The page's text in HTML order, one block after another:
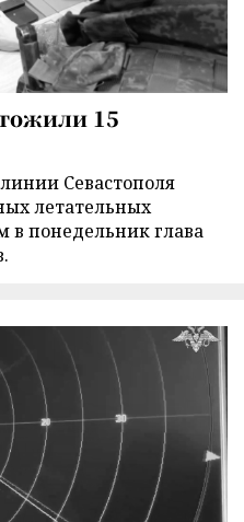
15
Севастополя
летательных
в понедельник глава